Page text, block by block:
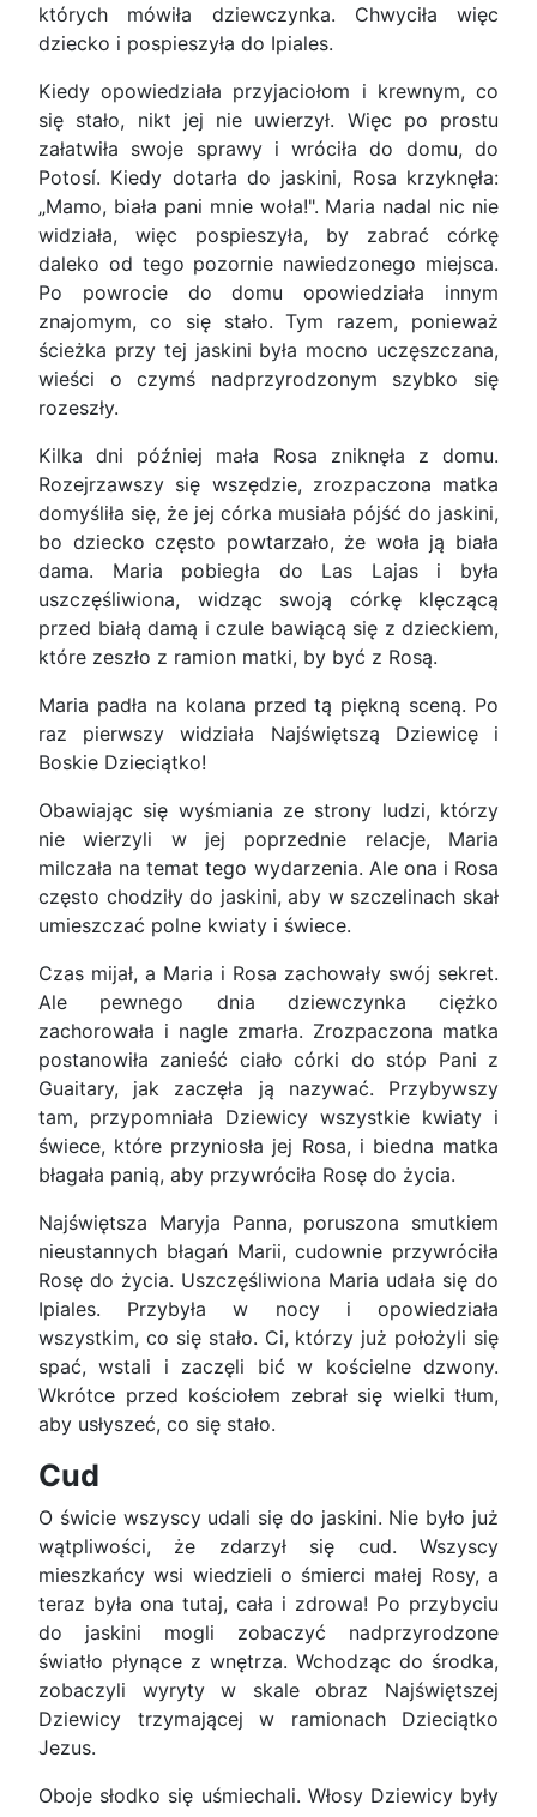
których mówiła dziewczynka. Chwyciła więc
dziecko i pospieszyła do Ipiales.
Kiedy opowiedziała przyjaciołom i krewnym, co
się stało, nikt jej nie uwierzył. Więc po prostu
załatwiła swoje sprawy i wróciła do domu, do
Potosí. Kiedy dotarła do jaskini, Rosa krzyknęła:
„Mamo, biała pani mnie woła!". Maria nadal nic nie
widziała, więc pospieszyła, by zabrać córkę
daleko od tego pozornie nawiedzonego miejsca.
Po powrocie do domu opowiedziała innym
znajomym, co się stało. Tym razem, ponieważ
ścieżka przy tej jaskini była mocno uczęszczana,
wieści o czymś nadprzyrodzonym szybko się
rozeszły.
Kilka dni później mała Rosa zniknęła z domu.
Rozejrzawszy się wszędzie, zrozpaczona matka
domyśliła się, że jej córka musiała pójść do jaskini,
bo dziecko często powtarzało, że woła ją biała
dama. Maria pobiegła do Las Lajas i była
uszczęśliwiona, widząc swoją córkę klęczącą
przed białą damą i czule bawiącą się z dzieckiem,
które zeszło z ramion matki, by być z Rosą.
Maria padła na kolana przed tą piękną sceną. Po
raz pierwszy widziała Najświętszą Dziewicę i
Boskie Dzieciątko!
Obawiając się wyśmiania ze strony ludzi, którzy
nie wierzyli w jej poprzednie relacje, Maria
milczała na temat tego wydarzenia. Ale ona i Rosa
często chodziły do jaskini, aby w szczelinach skał
umieszczać polne kwiaty i świece.
Czas mijał, a Maria i Rosa zachowały swój sekret.
Ale pewnego dnia dziewczynka ciężko
zachorowała i nagle zmarła. Zrozpaczona matka
postanowiła zanieść ciało córki do stóp Pani z
Guaitary, jak zaczęła ją nazywać. Przybywszy
tam, przypomniała Dziewicy wszystkie kwiaty i
świece, które przyniosła jej Rosa, i biedna matka
błagała panią, aby przywróciła Rosę do życia.
Najświętsza Maryja Panna, poruszona smutkiem
nieustannych błagań Marii, cudownie przywróciła
Rosę do życia. Uszczęśliwiona Maria udała się do
Ipiales. Przybyła w nocy i opowiedziała
wszystkim, co się stało. Ci, którzy już położyli się
spać, wstali i zaczęli bić w kościelne dzwony.
Wkrótce przed kościołem zebrał się wielki tłum,
aby usłyszeć, co się stało.
Cud
O świcie wszyscy udali się do jaskini. Nie było już
wątpliwości, że zdarzył się cud. Wszyscy
mieszkańcy wsi wiedzieli o śmierci małej Rosy, a
teraz była ona tutaj, cała i zdrowa! Po przybyciu
do jaskini mogli zobaczyć nadprzyrodzone
światło płynące z wnętrza. Wchodząc do środka,
zobaczyli wyryty w skale obraz Najświętszej
Dziewicy trzymającej w ramionach Dzieciątko
Jezus.
Oboje słodko się uśmiechali. Włosy Dziewicy były